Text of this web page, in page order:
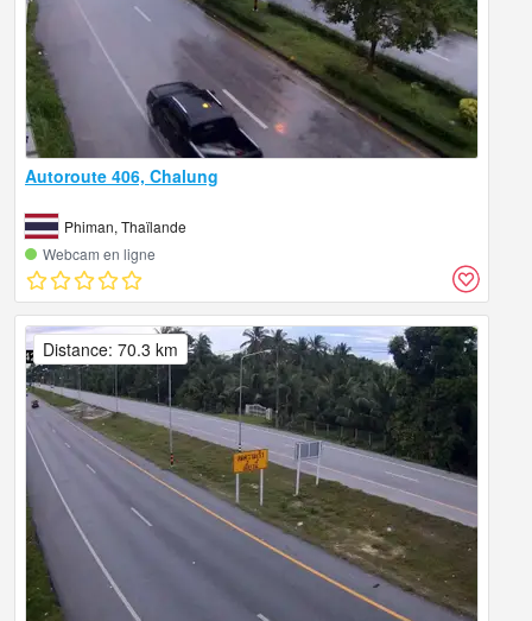
Autoroute 406, Chalung
Phiman, Thaïlande
Webcam en ligne
Distance: 70.3 km